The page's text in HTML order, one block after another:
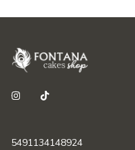
5491134148924